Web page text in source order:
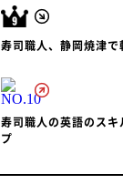
寿司職人、静岡焼津で
寿司職人の英語のスキ
プ